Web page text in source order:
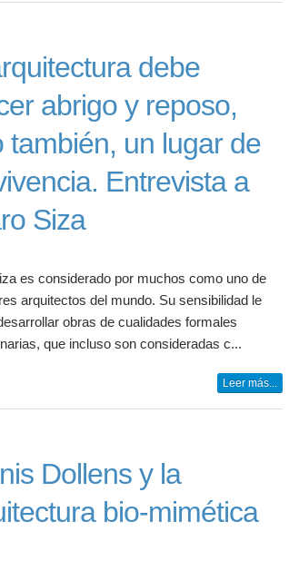
debe
abrigo y reposo,
también, un lugar de
Entrevista a
Siza
es considerado por muchos como uno de
arquitectos del mundo. Su sensibilidad le
obras de cualidades formales
que incluso son consideradas c...
Leer más...
Dollens y la
bio-mimética